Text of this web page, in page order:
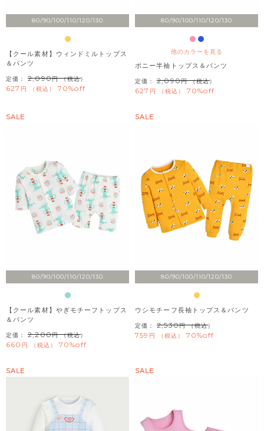
80/90/100/110/120/130
【クール素材】ウィンドミルトップス
＆パンツ
定価： 2,090 （税込）
627 税込 70%off
80/90/100/110/120/130
他のカラーを見る
ポニー半袖トップス＆パンツ
定価： 2,090 （税込）
627 税込 70%off
80/90/100/110/120/130
SALE
【クール素材】やぎモチーフトップス
＆パンツ
定価： 2,200 （税込）
660 税込 70%off
80/90/100/110/120/130
SALE
ウシモチーフ長袖トップス＆パンツ
定価： 2,530 （税込）
759 税込 70%off
SALE SALE